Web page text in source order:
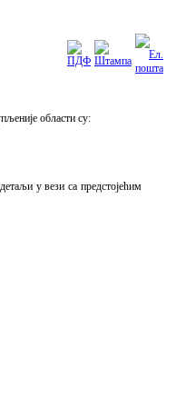
области су:
у вези са предстојећим